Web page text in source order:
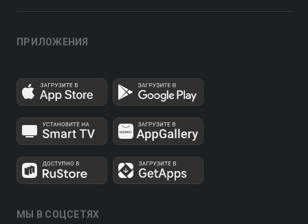
ПРИЛОЖЕНИЯ
МЫ В СОЦСЕТЯХ